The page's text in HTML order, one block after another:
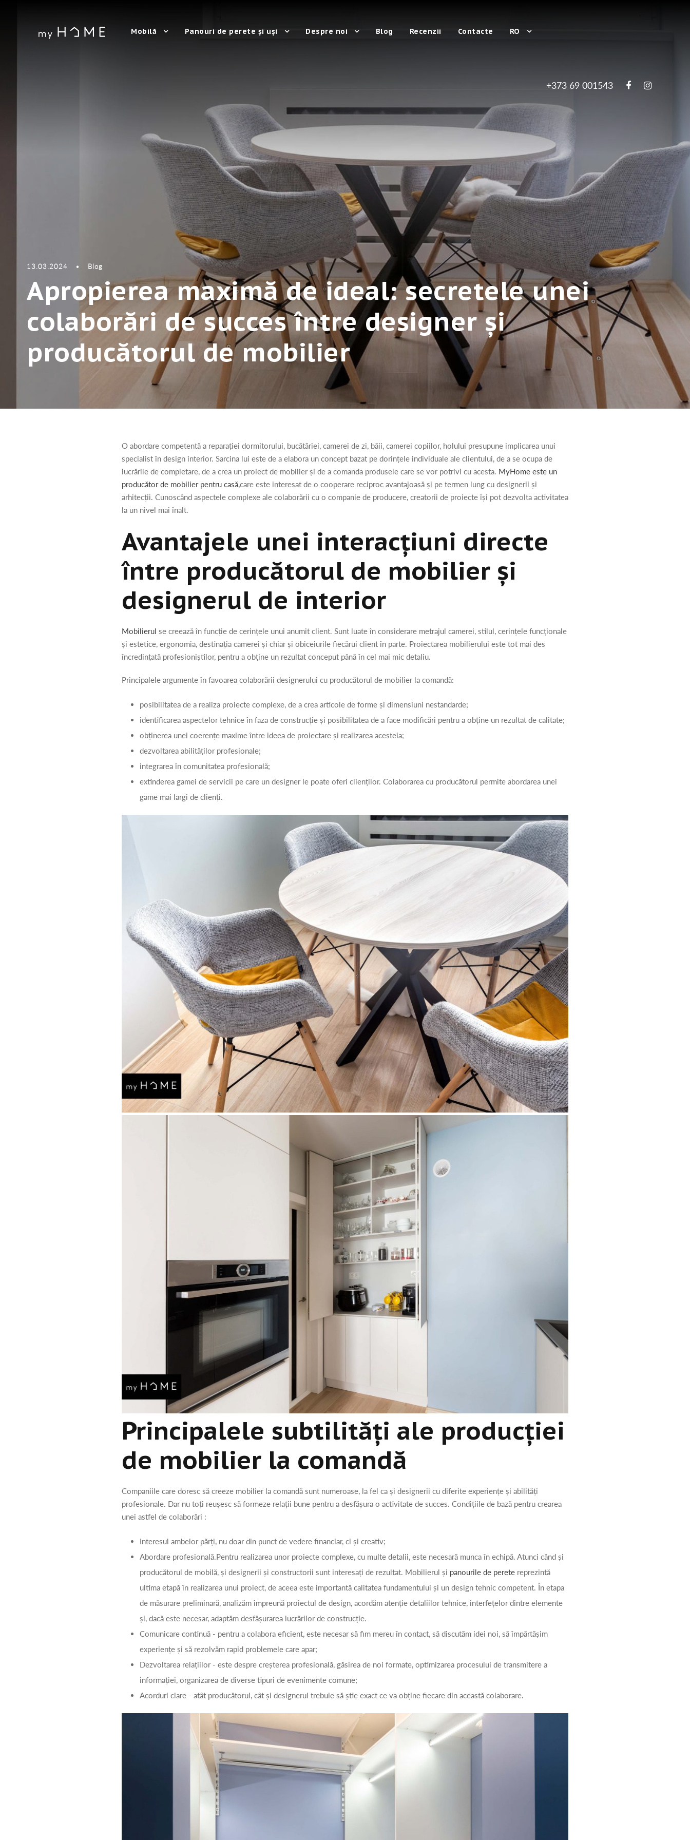
Mobilă Panouri de perete și uși Despre noi Blog Recenzii Contacte RO
+373 69 001543
13.03.2024 • Blog
Apropierea maximă de ideal: secretele unei
colaborări de succes între designer și
producătorul de mobilier
O abordare competentă a reparației dormitorului, bucătăriei, camerei de zi, băii, camerei copiilor, holului presupune implicarea unui
specialist în design interior. Sarcina lui este de a elabora un concept bazat pe dorințele individuale ale clientului, de a se ocupa de
lucrările de completare, de a crea un proiect de mobilier și de a comanda produsele care se vor potrivi cu acesta. MyHome este un
producător de mobilier pentru casă,care este interesat de o cooperare reciproc avantajoasă și pe termen lung cu designerii și
arhitecții. Cunoscând aspectele complexe ale colaborării cu o companie de producere, creatorii de proiecte își pot dezvolta activitatea
la un nivel mai înalt.
Avantajele unei interacțiuni directe
între producătorul de mobilier și
designerul de interior
Mobilierul se creează în funcție de cerințele unui anumit client. Sunt luate în considerare metrajul camerei, stilul, cerințele funcționale
și estetice, ergonomia, destinația camerei și chiar și obiceiurile fiecărui client în parte. Proiectarea mobilierului este tot mai des
încredințată profesioniștilor, pentru a obține un rezultat conceput până în cel mai mic detaliu.
Principalele argumente în favoarea colaborării designerului cu producătorul de mobilier la comandă:
posibilitatea de a realiza proiecte complexe, de a crea articole de forme și dimensiuni nestandarde;
identificarea aspectelor tehnice în faza de construcție și posibilitatea de a face modificări pentru a obține un rezultat de calitate;
obținerea unei coerențe maxime între ideea de proiectare și realizarea acesteia;
dezvoltarea abilităților profesionale;
integrarea în comunitatea profesională;
extinderea gamei de servicii pe care un designer le poate oferi clienților. Colaborarea cu producătorul permite abordarea unei
game mai largi de clienți.
Principalele subtilități ale producției
de mobilier la comandă
Companiile care doresc să creeze mobilier la comandă sunt numeroase, la fel ca și designerii cu diferite experiențe și abilități
profesionale. Dar nu toți reușesc să formeze relații bune pentru a desfășura o activitate de succes. Condițiile de bază pentru crearea
unei astfel de colaborări :
Interesul ambelor părți, nu doar din punct de vedere financiar, ci și creativ;
Abordare profesională.Pentru realizarea unor proiecte complexe, cu multe detalii, este necesară munca în echipă. Atunci când și
producătorul de mobilă, și designerii și constructorii sunt interesați de rezultat. Mobilierul și panourile de perete reprezintă
ultima etapă în realizarea unui proiect, de aceea este importantă calitatea fundamentului și un design tehnic competent. În etapa
de măsurare preliminară, analizăm împreună proiectul de design, acordăm atenție detaliilor tehnice, interfețelor dintre elemente
și, dacă este necesar, adaptăm desfășurarea lucrărilor de construcție.
Comunicare continuă - pentru a colabora eficient, este necesar să fim mereu în contact, să discutăm idei noi, să împărtășim
experiențe și să rezolvăm rapid problemele care apar;
Dezvoltarea relațiilor - este despre creșterea profesională, găsirea de noi formate, optimizarea procesului de transmitere a
informației, organizarea de diverse tipuri de evenimente comune;
Acorduri clare - atât producătorul, cât și designerul trebuie să știe exact ce va obține fiecare din această colaborare.